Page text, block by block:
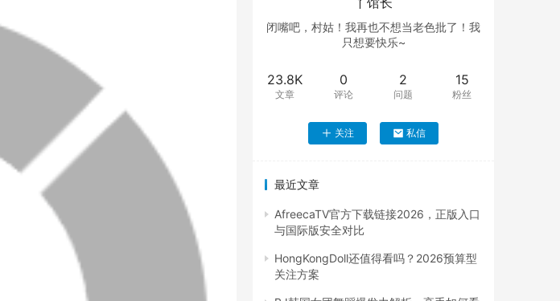
闭嘴吧，村姑！我再也不想当老色批了！我
只想要快乐~
23.8K
文章
0
评论
2
问题
15
粉丝
关注 私信
最近文章
AfreecaTV官方下载链接2026，正版入口
与国际版安全对比
HongKongDoll还值得看吗？2026预算型
关注方案